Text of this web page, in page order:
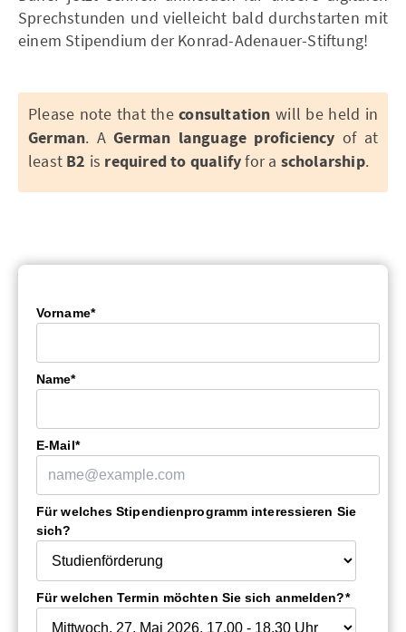
Sprechstunden und vielleicht bald durchstarten mit
einem Stipendium der Konrad-Adenauer-Stiftung!
Please note that theconsultation will be held in
German. AGerman language proficiency of at
least B2 is required to qualifyfor a scholarship.
Vorname*
Name*
E-Mail*
Für welches Stipendienprogramm interessieren Sie
sich?
Für welchen Termin möchten Sie sich anmelden?*